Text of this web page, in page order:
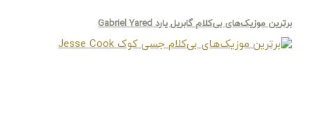
برترین موزیک‌های بی‌کلام گابریل یارد Gabriel Yared